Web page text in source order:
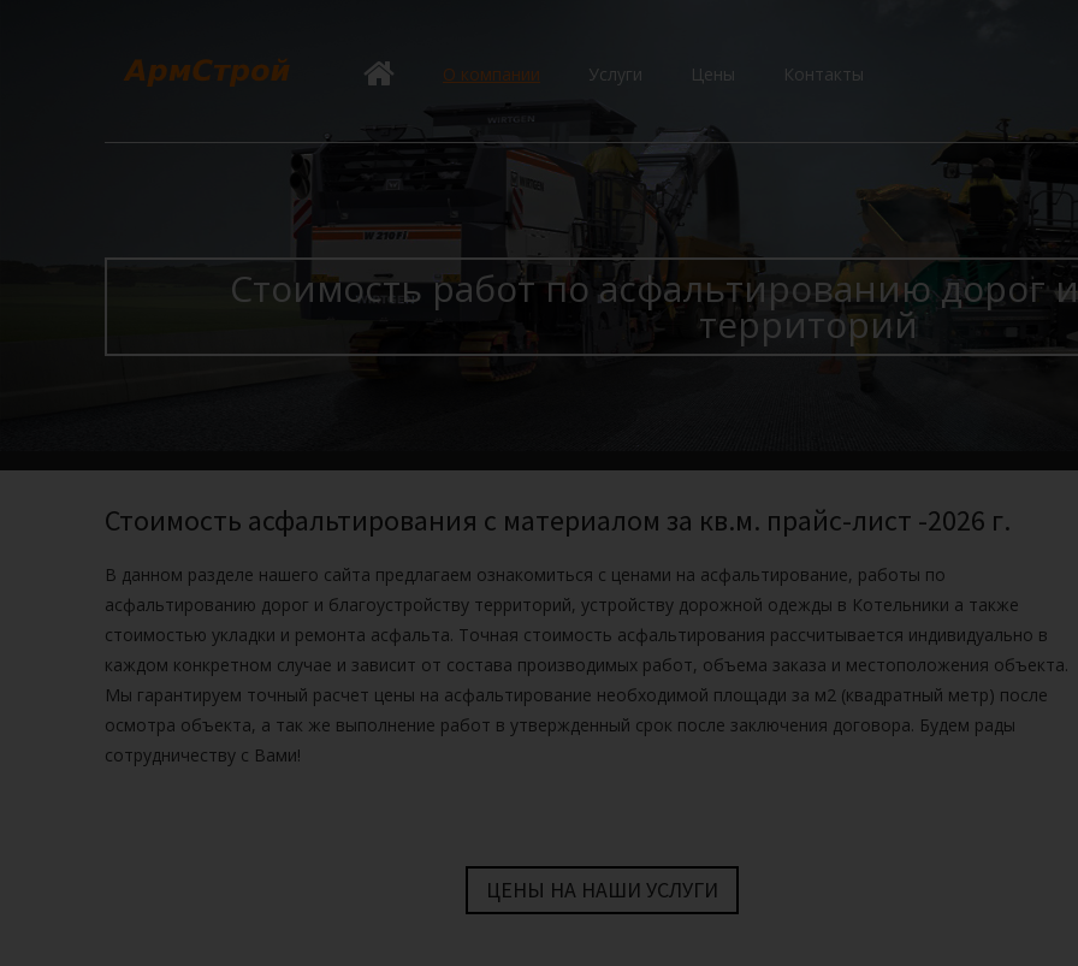
О компании Услуги Цены Контакты
Стоимость работ по асфальтированию дорог
территорий
Стоимость асфальтирования с материалом за кв.м. прайс-лист -2026 г.
В данном разделе нашего сайта предлагаем ознакомиться с ценами на асфальтирование, работы по
асфальтированию дорог и благоустройству территорий, устройству дорожной одежды в Котельники а также
стоимостью укладки и ремонта асфальта. Точная стоимость асфальтирования рассчитывается индивидуально в
каждом конкретном случае и зависит от состава производимых работ, объема заказа и местоположения объекта.
Мы гарантируем точный расчет цены на асфальтирование необходимой площади за м2 (квадратный метр) после
осмотра объекта, а так же выполнение работ в утвержденный срок после заключения договора. Будем рады
сотрудничеству с Вами!
ЦЕНЫ НА НАШИ УСЛУГИ